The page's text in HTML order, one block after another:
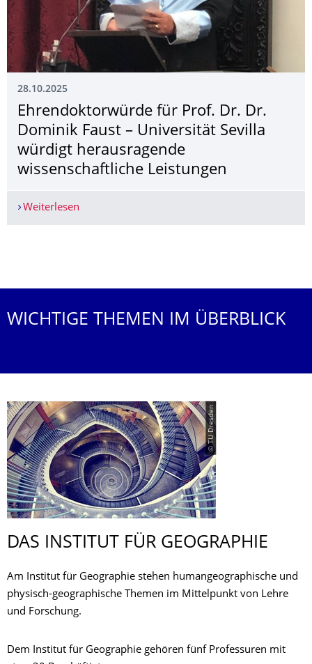
28.10.2025
­Ehrendoktorwürde für Prof. Dr. Dr.
Dominik Faust – Universität Sevilla
würdigt herausragende
wissenschaftliche Leistungen
Weiterlesen
WICHTIGE THEMEN IM ÜBERBLICK
© TU Dresden
DAS INSTITUT FÜR GEOGRAPHIE
Am Institut für Geographie stehen humangeographische und
physisch-geographische Themen im Mittelpunkt von Lehre
und Forschung.
Dem Institut für Geographie gehören fünf Professuren mit